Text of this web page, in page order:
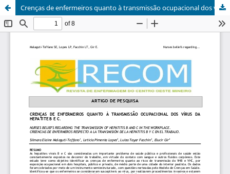
Crenças de enfermeiros quanto à transmissão ocupacional dos vírus da hepatite B e C